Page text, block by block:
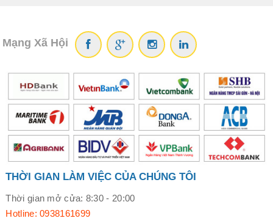
Mạng Xã Hội
THỜI GIAN LÀM VIỆC CỦA CHÚNG TÔI
Thời gian mở cửa: 8:30 - 20:00
Hotline: 0938161699